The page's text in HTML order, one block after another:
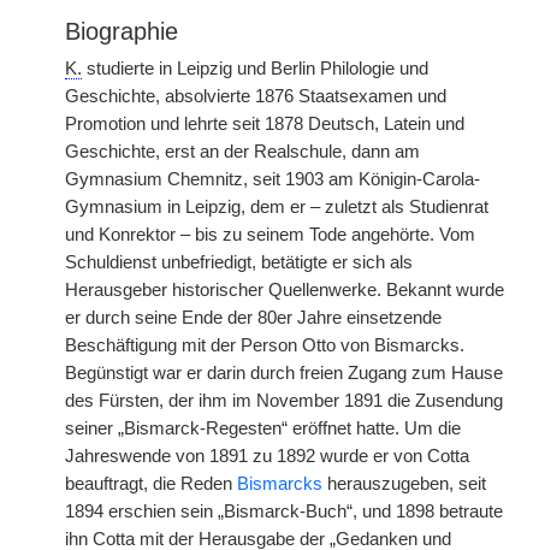
Biographie
K. studierte in Leipzig und Berlin Philologie und
Geschichte, absolvierte 1876 Staatsexamen und
Promotion und lehrte seit 1878 Deutsch, Latein und
Geschichte, erst an der Realschule, dann am
Gymnasium Chemnitz, seit 1903 am Königin-Carola-
Gymnasium in Leipzig, dem er – zuletzt als Studienrat
und Konrektor – bis zu seinem Tode angehörte. Vom
Schuldienst unbefriedigt, betätigte er sich als
Herausgeber historischer Quellenwerke. Bekannt wurde
er durch seine Ende der 80er Jahre einsetzende
Beschäftigung mit der Person Otto von Bismarcks.
Begünstigt war er darin durch freien Zugang zum Hause
des Fürsten, der ihm im November 1891 die Zusendung
seiner „Bismarck-Regesten“ eröffnet hatte. Um die
Jahreswende von 1891 zu 1892 wurde er von Cotta
beauftragt, die Reden Bismarcks herauszugeben, seit
1894 erschien sein „Bismarck-Buch“, und 1898 betraute
ihn Cotta mit der Herausgabe der „Gedanken und